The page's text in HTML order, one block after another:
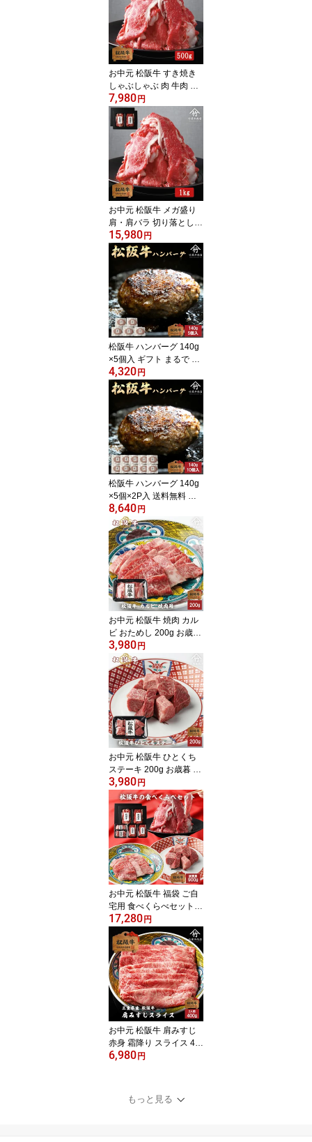
お中元 松阪牛 すき焼き
しゃぶしゃぶ 肉 牛肉 和
肩・肩バラ 切り落とし
お歳暮 ギフト プレゼン
ト 内祝い お返し お祝い
誕生日 結婚祝い 出産祝
い 結婚内祝い 出産内祝
い 牛肉 肉 グルメ
7,980 円
お中元 松阪牛 メガ盛り
肩・肩バラ 切り落とし
肉 牛肉 和牛 すき焼きし
ゃぶしゃぶ お歳暮 ギフ
ト プレゼント 内祝い お
返し お祝い 誕生日 結婚
祝い 出産祝い 結婚内祝
い 出産内祝い 牛肉 肉 グ
ルメ
15,980 円
松阪牛 ハンバーグ 140g
×5個入 ギフト まるで ス
テーキ のような ハンバ
ーグ
4,320 円
松阪牛 ハンバーグ 140g
×5個×2P入 送料無料 ギ
フト まるで ステーキ の
ような ハンバーグ
8,640 円
お中元 松阪牛 焼肉 カル
ビ おためし 200g お歳暮
ギフト プレゼント 内祝
い お返し お祝い 誕生日
結婚祝い 出産祝い 結婚
内祝い 出産内祝い 牛肉
肉 グルメ
3,980 円
お中元 松阪牛 ひとくち
ステーキ 200g お歳暮 ギ
フト プレゼント 内祝い
お返し お祝い 誕生日 結
婚祝い 出産祝い 結婚内
祝い 出産内祝い 牛肉 肉
グルメ
3,980 円
お中元 松阪牛 福袋 ご自
宅用 食べくらべセット
総重量 900g
17,280 円
お中元 松阪牛 肩みすじ
赤身 霜降り スライス 40
0g A5 お歳暮 ギフト プ
出産祝い 結婚内祝い 出
産内祝い 牛肉 肉 グルメ
6,980 円
もっと見る